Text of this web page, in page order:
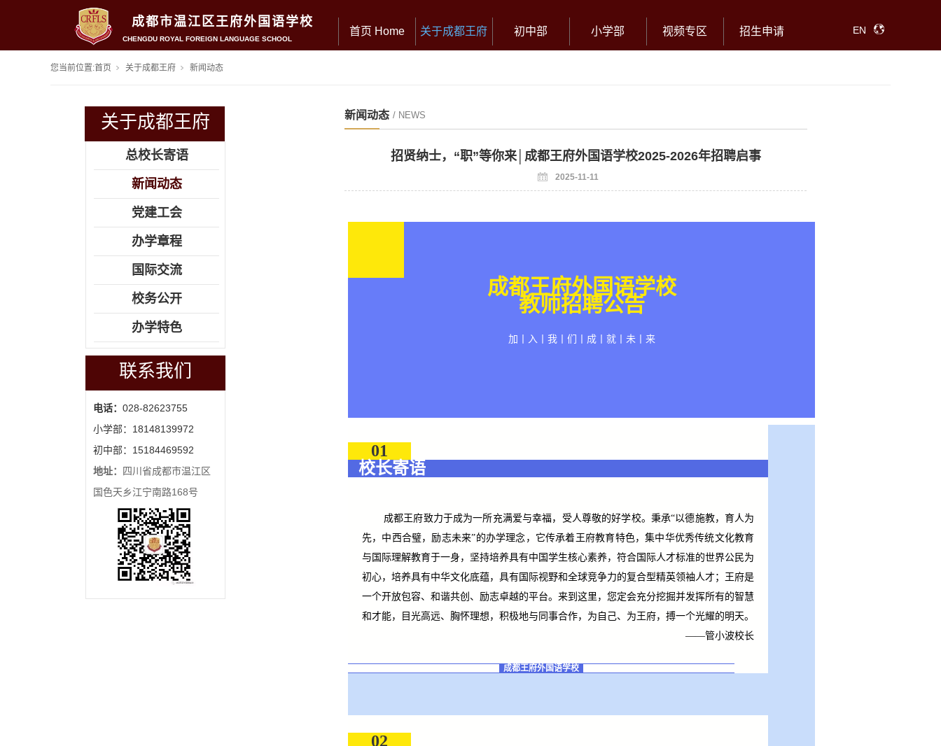
成都市温江区王府外国语学校
CHENGDU ROYAL FOREIGN LANGUAGE SCHOOL
首页 Home 关于成都王府 初中部 小学部 视频专区 招生申请 EN
您当前位置:首页 关于成都王府 新闻动态
关于成都王府
总校长寄语
新闻动态
党建工会
办学章程
国际交流
校务公开
办学特色
联系我们
电话： 028-82623755
小学部：18148139972
初中部：15184469592
地址：
四川省成都市温江区
国色天乡江宁南路168号
新闻动态 / NEWS
招贤纳士，“职”等你来│成都王府外国语学校2025-2026年招聘启事
2025-11-11
成都王府外国语学校
教师招聘公告
加丨入丨我丨们丨成丨就丨未丨来
01
校长寄语
成都王府致力于成为一所充满爱与幸福，受人尊敬的好学校。秉承“以德施教，育人为
先，中西合璧，励志未来”的办学理念，它传承着王府教育特色，集中华优秀传统文化教育
与国际理解教育于一身，坚持培养具有中国学生核心素养，符合国际人才标准的世界公民为
初心，培养具有中华文化底蕴，具有国际视野和全球竞争力的复合型精英领袖人才；王府是
一个开放包容、和谐共创、励志卓越的平台。来到这里，您定会充分挖掘并发挥所有的智慧
和才能，目光高远、胸怀理想，积极地与同事合作，为自己、为王府，搏一个光耀的明天。
——管小波校长
成都王府外国语学校
02